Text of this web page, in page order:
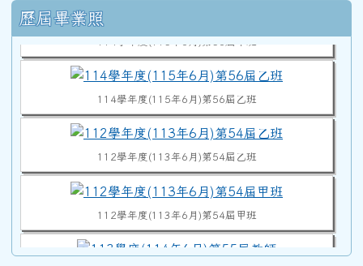
右邊區域內容
歷屆畢業照
114學年度(115年6月)第56屆甲班
112學年度(113年6月)第54屆甲班
113學度(114年6月)第55屆教師